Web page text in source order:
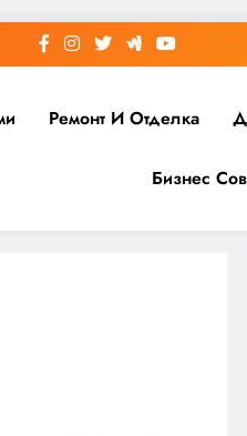
Ремонт И Отделка
Бизнес